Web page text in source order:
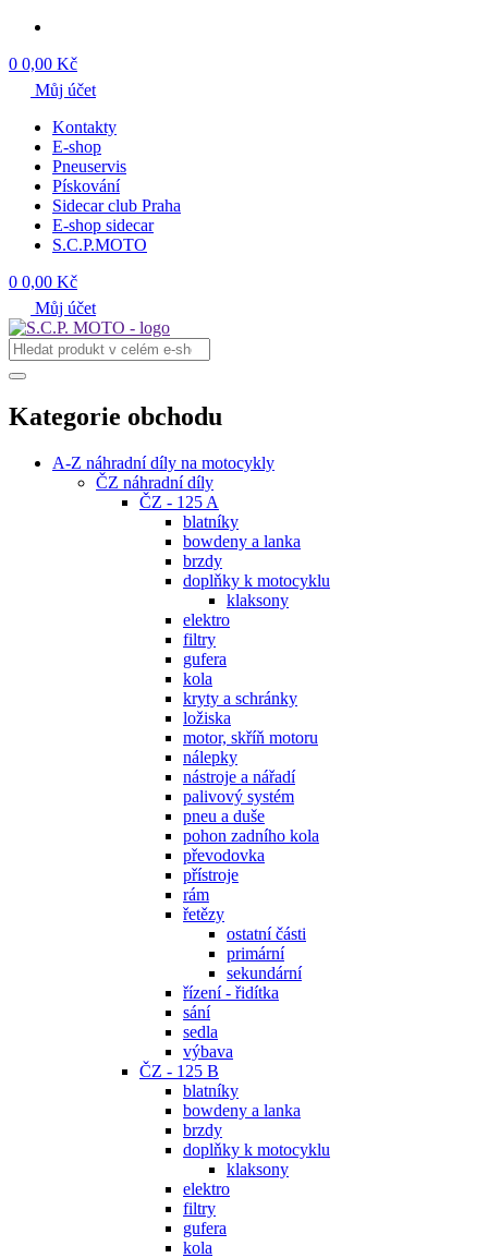
0 0,00 Kč
Můj účet
Kontakty
E-shop
Pneuservis
Pískování
Sidecar club Praha
E-shop sidecar
S.C.P.MOTO
0 0,00 Kč
Můj účet
Kategorie obchodu
A-Z náhradní díly na motocykly
ČZ náhradní díly
ČZ - 125 A
blatníky
bowdeny a lanka
brzdy
doplňky k motocyklu
klaksony
elektro
filtry
gufera
kola
kryty a schránky
ložiska
motor, skříň motoru
nálepky
nástroje a nářadí
palivový systém
pneu a duše
pohon zadního kola
převodovka
přístroje
rám
řetězy
ostatní části
primární
sekundární
řízení - řidítka
sání
sedla
výbava
ČZ - 125 B
blatníky
bowdeny a lanka
brzdy
doplňky k motocyklu
klaksony
elektro
filtry
gufera
kola